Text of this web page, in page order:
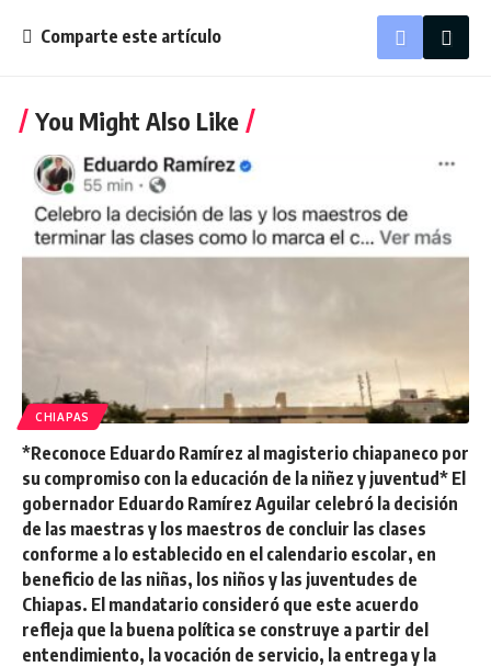
Comparte este artículo
You Might Also Like
CHIAPAS
*Reconoce Eduardo Ramírez al magisterio chiapaneco por
su compromiso con la educación de la niñez y juventud* El
gobernador Eduardo Ramírez Aguilar celebró la decisión
de las maestras y los maestros de concluir las clases
conforme a lo establecido en el calendario escolar, en
beneficio de las niñas, los niños y las juventudes de
Chiapas. El mandatario consideró que este acuerdo
refleja que la buena política se construye a partir del
entendimiento, la vocación de servicio, la entrega y la